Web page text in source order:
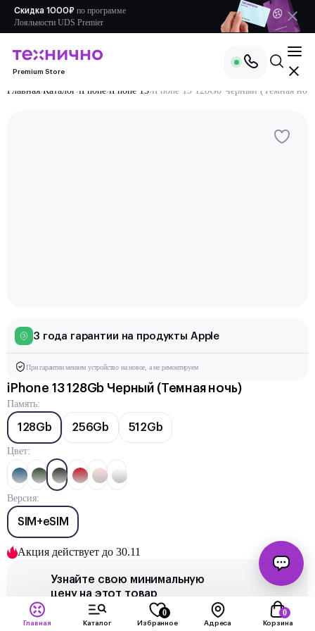
Скидка 1000₽ по программе
Лояльности UDS Premier
Premium Store
Главная Каталог iPhone iPhone 13 iPhone 13 128Gb Черный (Темная
3 года гарантии на продукты Apple
При гарантии меняем устройство на новое, а не ремонтируем
iPhone 13 128Gb Черный (Темная ночь)
Память:
128Gb 256Gb 512Gb
Цвет:
Версия:
SIM+eSIM
Акция действует до 30.11
Узнайте свою минимальную
цену на этот товар
Получите новыйiPhone 13 128Gb
Главная Каталог
0
Избранное Адреса
0
Корзина